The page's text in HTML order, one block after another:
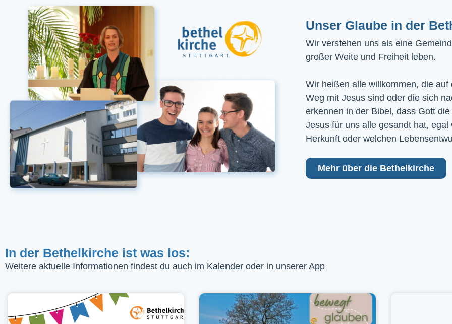
Unser Glaube in der
Wir verstehen uns als eine
großer Weite und Freiheit leben.
Wir heißen alle willkommen, die
Weg mit Jesus sind oder die sich
erkennen in der Bibel, dass Gott
Jesus für uns alle gesandt hat,
Herkunft oder welchen
Mehr über die Bethelkirche
In der Bethelkirche ist was los:
Weitere aktuelle Informationen findest du auch im Kalender oder in unserer App